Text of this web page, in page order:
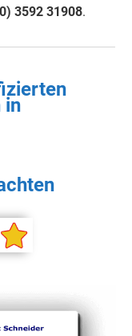
3592 31908.
in